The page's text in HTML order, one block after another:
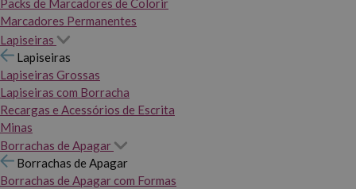
Packs de Marcadores de Colorir
Marcadores Permanentes
Lapiseiras
Lapiseiras
Lapiseiras Grossas
Lapiseiras com Borracha
Recargas e Acessórios de Escrita
Minas
Borrachas de Apagar
Borrachas de Apagar
Borrachas de Apagar com Formas